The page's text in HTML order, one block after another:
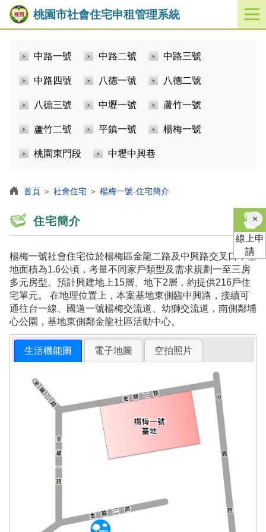
桃園市社會住宅申租管理系統
開
啟
中路一號 中路二號 中路三號
中路四號 八德一號 八德二號
八德三號 中壢一號 蘆竹一號
蘆竹二號 平鎮一號 楊梅一號
桃園東門段 中壢中興巷
首頁 ＞ 社會住宅 ＞ 楊梅一號-住宅簡介
住宅簡介
楊梅一號社會住宅位於楊梅區金龍二路及中興路交叉口，基
地面積為1.6公頃，考量不同家戶類型及需求規劃一至三房
多元房型。預計興建地上15層、地下2層，約提供216戶住
宅單元。 在地理位置上，本案基地東側臨中興路，接續可
通往台一線、國道一號楊梅交流道、幼獅交流道，南側鄰埔
心公園，基地東側鄰金龍社區活動中心。
生活機能圖 電子地圖 空拍照片
×關
閉
線上申
請